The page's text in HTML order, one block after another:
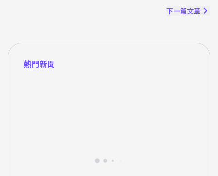
下一篇文章
熱門新聞